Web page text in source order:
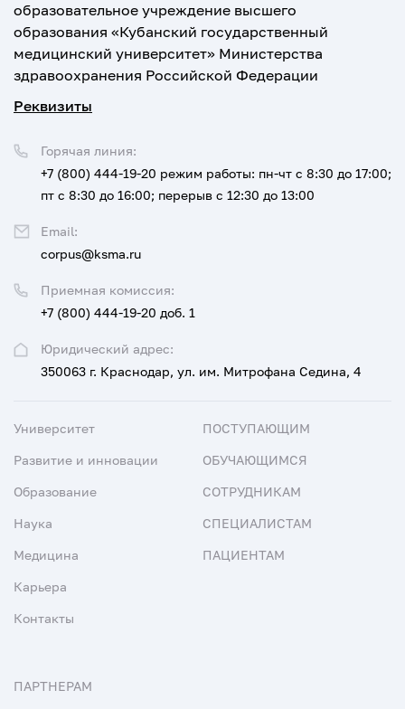
образовательное учреждение высшего
образования «Кубанский государственный
медицинский университет» Министерства
здравоохранения Российской Федерации
Реквизиты
Юридический адрес:
350063 г. Краснодар, ул. им. Митрофана Седина, 4
Приемная комиссия:
+7 (800) 444-19-20 доб. 1
Горячая линия:
+7 (800) 444-19-20 режим работы: пн-чт с 8:30 до 17:00;
пт с 8:30 до 16:00; перерыв с 12:30 до 13:00
Email:
corpus@ksma.ru
Университет
Развитие и инновации
Образование
Наука
Медицина
Карьера
Контакты
ПОСТУПАЮЩИМ
ОБУЧАЮЩИМСЯ
СОТРУДНИКАМ
СПЕЦИАЛИСТАМ
ПАЦИЕНТАМ
ПАРТНЕРАМ